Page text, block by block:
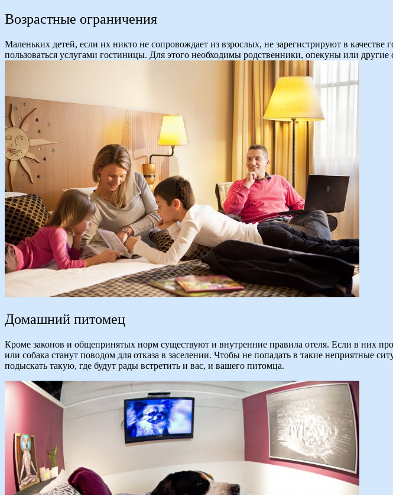
Возрастные ограничения
Маленьких детей, если их никто не сопровождает из взрослых, не зарегистрируют в
пользоваться услугами гостиницы. Для этого необходимы родственники, опекуны или
Домашний питомец
Кроме законов и общепринятых норм существуют и внутренние правила отеля. Если в них
или собака станут поводом для отказа в заселении. Чтобы не попадать в такие неприятные
подыскать такую, где будут рады встретить и вас, и вашего питомца.